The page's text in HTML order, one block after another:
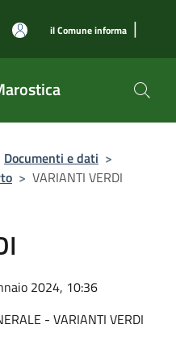
il Comune informa |
Documenti e dati >
> VARIANTI VERDI
2024, 10:36
- VARIANTI VERDI